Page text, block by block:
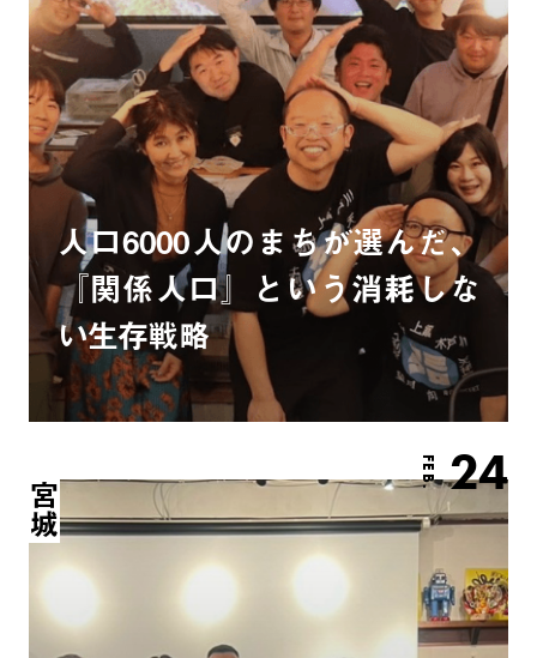
人口6000人のまちが選んだ、
『関係人口』という消耗しな
い生存戦略
FEB. 24
宮城